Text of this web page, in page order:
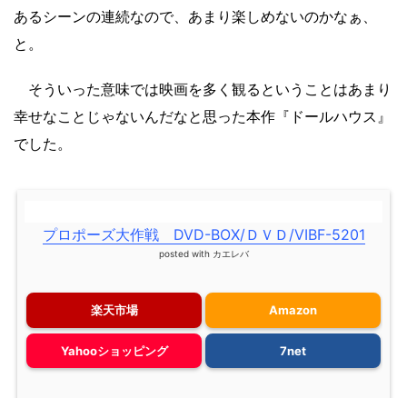
あるシーンの連続なので、あまり楽しめないのかなぁ、
と。
そういった意味では映画を多く観るということはあまり
幸せなことじゃないんだなと思った本作『ドールハウス』
でした。
プロポーズ大作戦 DVD-BOX/ＤＶＤ/VIBF-5201
posted with カエレバ
楽天市場 Amazon
Yahooショッピング 7net